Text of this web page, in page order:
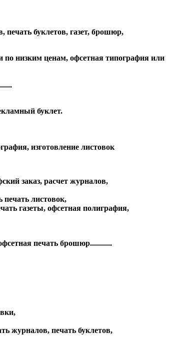
буклетов, газет, брошюр,
по низким ценам, офсетная типография или
буклет.
изготовление листовок
заказ, расчет журналов,
печать листовок,
газеты, офсетная полиграфия,
печать брошюр...........
журналов, печать буклетов,